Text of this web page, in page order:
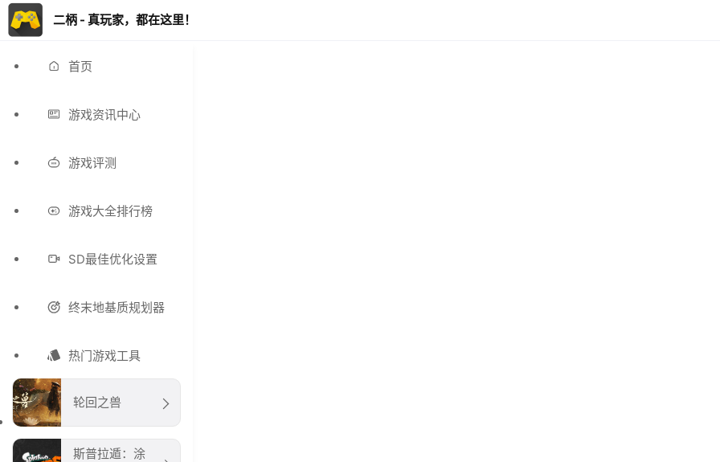
二柄 - 真玩家，都在这里！
首页
游戏资讯中心
游戏评测
游戏大全排行榜
SD最佳优化设置
终末地基质规划器
热门游戏工具
轮回之兽
斯普拉遁：涂